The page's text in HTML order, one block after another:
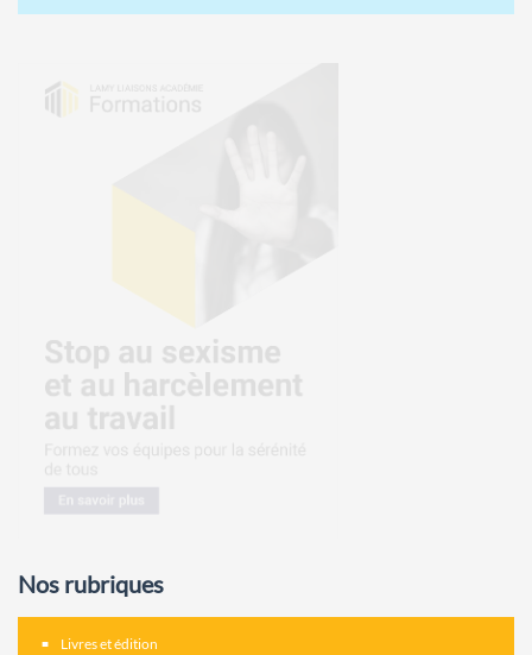
Nos rubriques
Livres et édition